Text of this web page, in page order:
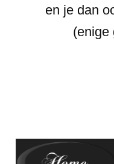
en je dan
(enige